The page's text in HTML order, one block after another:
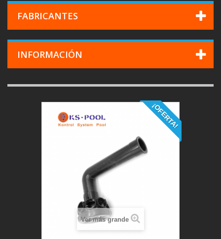
FABRICANTES
INFORMACIÓN
¡OFERTA!
Ver más grande